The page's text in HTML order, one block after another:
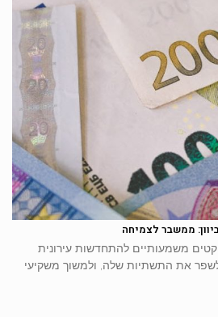
ממשבר לצמיחה
משמעותיים להתחדשות עירונית
את התשתיות שלה, ולמשוך משקיעי